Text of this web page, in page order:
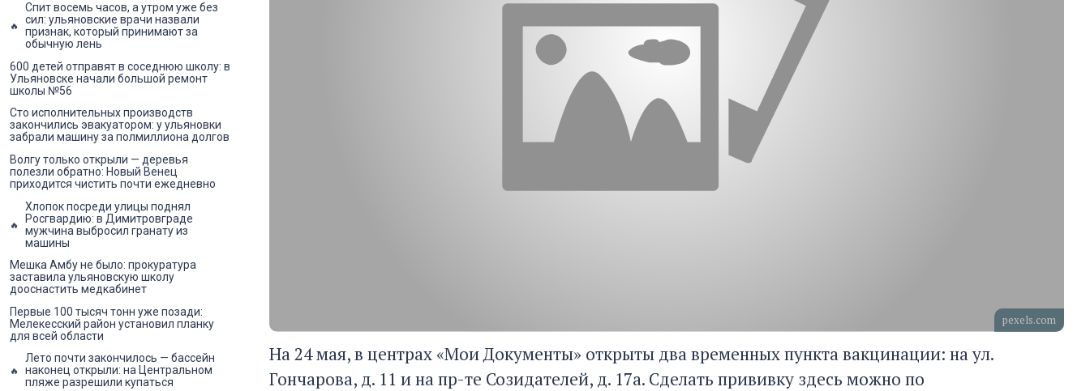
pexels.com
На 24 мая, в центрах «Мои Документы» открыты два временных пункта вакцинации: на ул.
Гончарова, д. 11 и на пр-те Созидателей, д. 17а. Сделать прививку здесь можно по
Спит восемь часов, а утром уже без
сил: ульяновские врачи назвали
признак, который принимают за
обычную лень
600 детей отправят в соседнюю школу: в
Ульяновске начали большой ремонт
школы №56
Сто исполнительных производств
закончились эвакуатором: у ульяновки
забрали машину за полмиллиона долгов
Волгу только открыли — деревья
полезли обратно: Новый Венец
приходится чистить почти ежедневно
Хлопок посреди улицы поднял
Росгвардию: в Димитровграде
мужчина выбросил гранату из
машины
Мешка Амбу не было: прокуратура
заставила ульяновскую школу
дооснастить медкабинет
Первые 100 тысяч тонн уже позади:
Мелекесский район установил планку
для всей области
Лето почти закончилось — бассейн
наконец открыли: на Центральном
пляже разрешили купаться